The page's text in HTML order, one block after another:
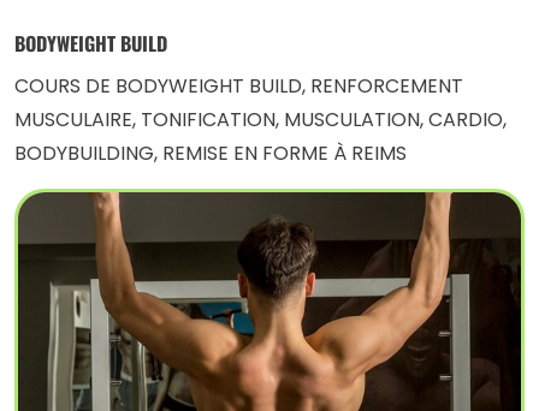
BODYWEIGHT BUILD
COURS DE BODYWEIGHT BUILD, RENFORCEMENT
MUSCULAIRE, TONIFICATION, MUSCULATION, CARDIO,
BODYBUILDING, REMISE EN FORME À REIMS